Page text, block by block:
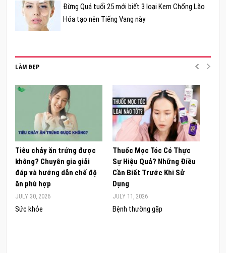
Đừng Quá tuổi 25 mới biết 3 loại Kem Chống Lão
Hóa tạo nên Tiếng Vang này
LÀM ĐẸP
Tiêu chảy ăn trứng được
không? Chuyên gia giải
đáp và hướng dẫn chế độ
ăn phù hợp
JULY 30, 2026
Sức khỏe
Thuốc Mọc Tóc Có Thực
Sự Hiệu Quả? Những Điều
Cần Biết Trước Khi Sử
Dụng
JULY 11, 2026
Bệnh thường gặp